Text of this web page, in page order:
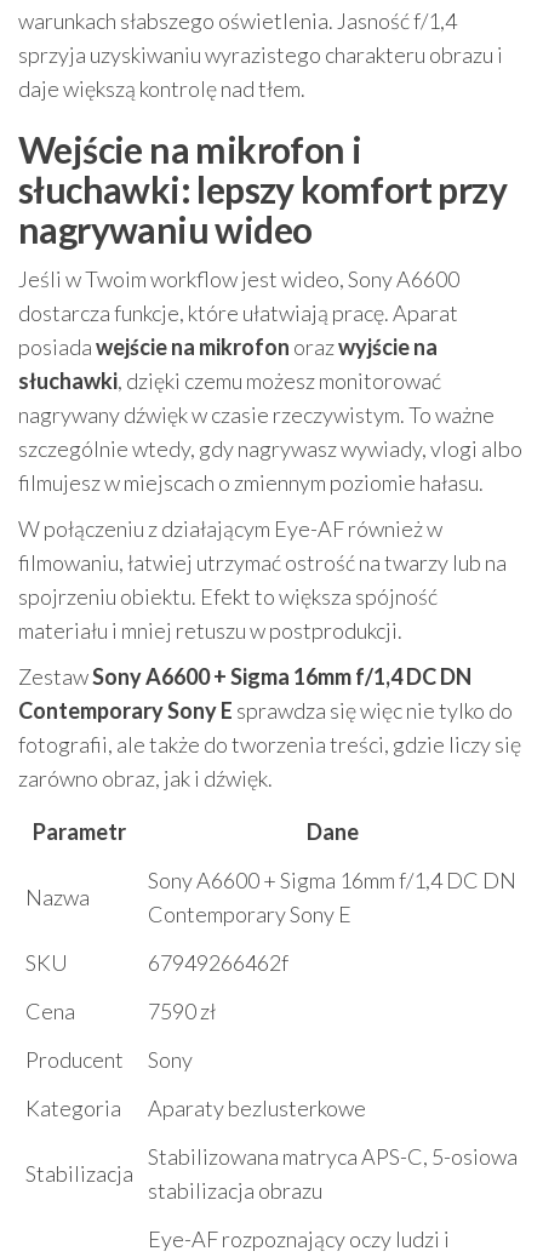
warunkach słabszego oświetlenia. Jasność f/1,4
sprzyja uzyskiwaniu wyrazistego charakteru obrazu i
daje większą kontrolę nad tłem.
Wejście na mikrofon i
słuchawki: lepszy komfort przy
nagrywaniu wideo
Jeśli w Twoim workflow jest wideo, Sony A6600
dostarcza funkcje, które ułatwiają pracę. Aparat
posiadawejście na mikrofon orazwyjście na
słuchawki, dzięki czemu możesz monitorować
nagrywany dźwięk w czasie rzeczywistym. To ważne
szczególnie wtedy, gdy nagrywasz wywiady, vlogi albo
filmujesz w miejscach o zmiennym poziomie hałasu.
W połączeniu z działającym Eye-AF również w
filmowaniu, łatwiej utrzymać ostrość na twarzy lub na
spojrzeniu obiektu. Efekt to większa spójność
materiału i mniej retuszu w postprodukcji.
ZestawSony A6600 + Sigma 16mm f/1,4 DC DN
Contemporary Sony E sprawdza się więc nie tylko do
fotografii, ale także do tworzenia treści, gdzie liczy się
zarówno obraz, jak i dźwięk.
Parametr
Dane
Nazwa
Sony A6600 + Sigma 16mm f/1,4 DC DN
Contemporary Sony E
SKU
67949266462f
Cena
7590 zł
Producent
Sony
Kategoria
Aparaty bezlusterkowe
Stabilizacja
Stabilizowana matryca APS-C, 5-osiowa
stabilizacja obrazu
Eye-AF rozpoznający oczy ludzi i